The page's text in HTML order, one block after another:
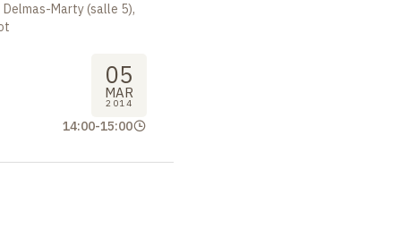
Marty (salle 5),
05
MAR
2014
14:00-15:00